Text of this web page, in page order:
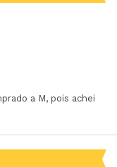
a M, pois achei